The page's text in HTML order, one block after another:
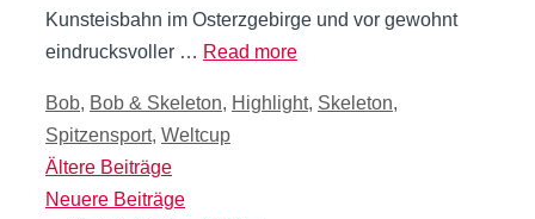
Kunsteisbahn im Osterzgebirge und vor gewohnt
eindrucksvoller … Read more
Kategorien
Bob, Bob & Skeleton, Highlight, Skeleton,
Spitzensport, Weltcup
Ältere Beiträge
Neuere Beiträge